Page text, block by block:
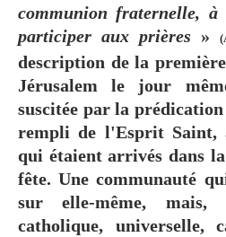
communion fraternelle,
participer aux prières »
description de la
Jérusalem le jour
suscitée par la
rempli de l'Esprit Saint,
qui étaient arrivés dans
fête. Une communauté
sur elle-même, mais,
catholique, universelle,